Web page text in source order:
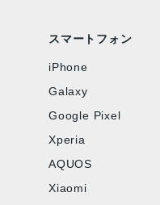
スマートフォン
iPhone
Galaxy
Google Pixel
Xperia
AQUOS
Xiaomi